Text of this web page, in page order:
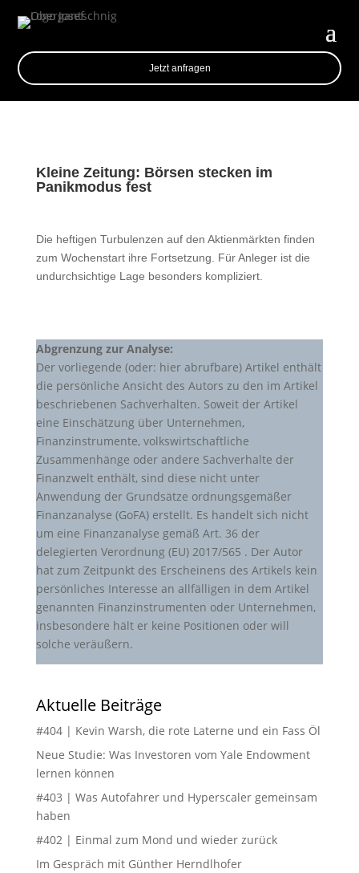
Jetzt anfragen
Kleine Zeitung: Börsen stecken im
Panikmodus fest
Die heftigen Turbulenzen auf den Aktienmärkten finden
zum Wochenstart ihre Fortsetzung. Für Anleger ist die
undurchsichtige Lage besonders kompliziert.
Abgrenzung zur Analyse:
Der vorliegende (oder: hier abrufbare) Artikel enthält
die persönliche Ansicht des Autors zu den im Artikel
beschriebenen Sachverhalten. Soweit der Artikel
eine Einschätzung über Unternehmen,
Finanzinstrumente, volkswirtschaftliche
Zusammenhänge oder andere Sachverhalte der
Finanzwelt enthält, sind diese nicht unter
Anwendung der Grundsätze ordnungsgemäßer
Finanzanalyse (GoFA) erstellt. Es handelt sich nicht
um eine Finanzanalyse gemäß Art. 36 der
delegierten Verordnung (EU) 2017/565 . Der Autor
hat zum Zeitpunkt des Erscheinens des Artikels kein
persönliches Interesse an allfälligen in dem Artikel
genannten Finanzinstrumenten oder Unternehmen,
insbesondere hält er keine Positionen oder will
solche veräußern.
Aktuelle Beiträge
#404 | Kevin Warsh, die rote Laterne und ein Fass Öl
Neue Studie: Was Investoren vom Yale Endowment
lernen können
#403 | Was Autofahrer und Hyperscaler gemeinsam
haben
#402 | Einmal zum Mond und wieder zurück
Im Gespräch mit Günther Herndlhofer